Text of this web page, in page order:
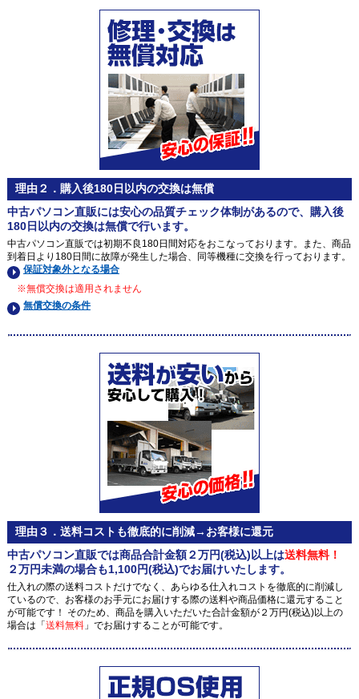
理由２．購入後180日以内の交換は無償
中古パソコン直販には安心の品質チェック体制があるので、購入後
180日以内の交換は無償で行います。
中古パソコン直販では初期不良180日間対応をおこなっております。また、商品
到着日より180日間に故障が発生した場合、同等機種に交換を行っております。
保証対象外となる場合
※無償交換は適用されません
無償交換の条件
理由３．送料コストも徹底的に削減→お客様に還元
中古パソコン直販では商品合計金額２万円(税込)以上は送料無料！
２万円未満の場合も1,100円(税込)でお届けいたします。
仕入れの際の送料コストだけでなく、あらゆる仕入れコストを徹底的に削減し
ているので、お客様のお手元にお届けする際の送料や商品価格に還元すること
が可能です！ そのため、商品を購入いただいた合計金額が２万円(税込)以上の
場合は「送料無料」でお届けすることが可能です。